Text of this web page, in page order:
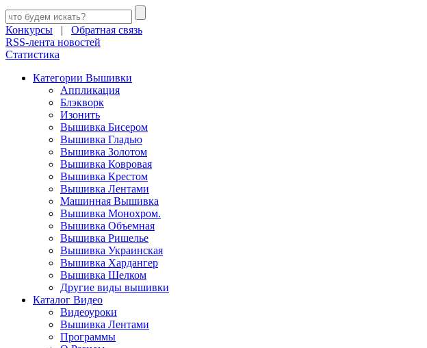
Конкурсы | Обратная связь
RSS-лента новостей
Статистика
Категории Вышивки
Аппликация
Блэкворк
Изонить
Вышивка Бисером
Вышивка Гладью
Вышивка Золотом
Вышивка Ковровая
Вышивка Крестом
Вышивка Лентами
Машинная Вышивка
Вышивка Монохром.
Вышивка Объемная
Вышивка Ришелье
Вышивка Украинская
Вышивка Хардангер
Вышивка Шелком
Другие виды вышивки
Каталог Видео
Видеоуроки
Вышивка Лентами
Программы